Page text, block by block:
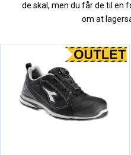
de skal, men du får de til en
om at